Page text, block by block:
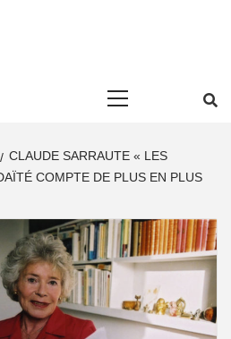
CLAUDE SARRAUTE « LES
COMPTE DE PLUS EN PLUS